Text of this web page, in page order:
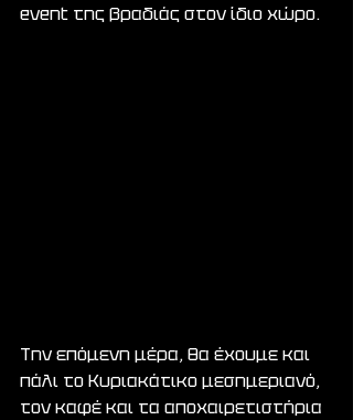
event της βραδιάς στον ίδιο χώρο.
Την επόμενη μέρα, θα έχουμε και
πάλι το Κυριακάτικο μεσημεριανό,
τον καφέ και τα αποχαιρετιστήρια